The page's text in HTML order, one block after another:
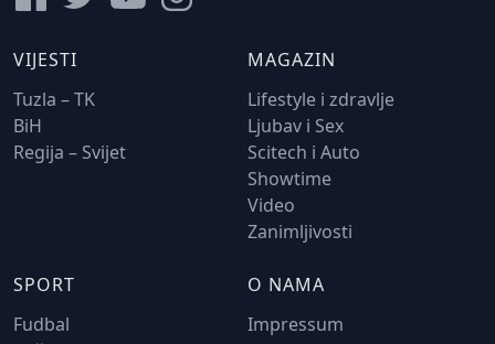
VIJESTI
Tuzla – TK
BiH
Regija – Svijet
MAGAZIN
Lifestyle i zdravlje
Ljubav i Sex
Scitech i Auto
Showtime
Video
Zanimljivosti
SPORT
Fudbal
O NAMA
Impressum